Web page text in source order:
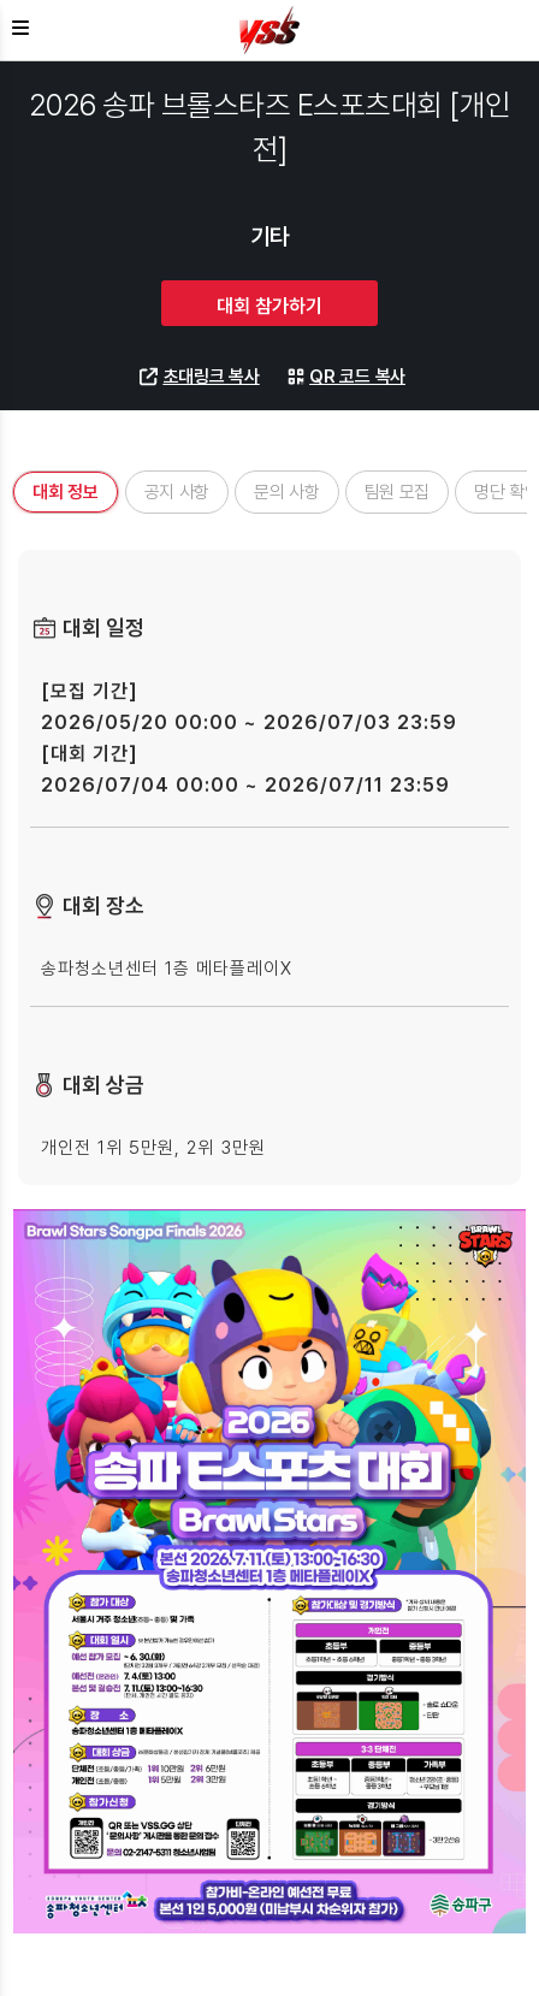
2026 송파 브롤스타즈 E스포츠대회 [개인
전]
기타
대회 참가하기
초대링크 복사 QR 코드 복사
대회 정보 공지 사항 문의 사항 팀원 모집 명단 확인
대회 일정
[모집 기간]
2026/05/20 00:00 ~ 2026/07/03 23:59
[대회 기간]
2026/07/04 00:00 ~ 2026/07/11 23:59
대회 장소
송파청소년센터 1층 메타플레이X
대회 상금
개인전 1위 5만원, 2위 3만원